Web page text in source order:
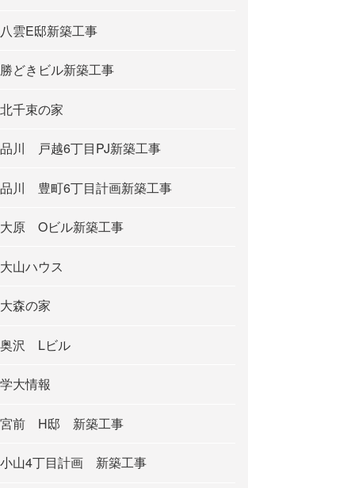
八雲E邸新築工事
勝どきビル新築工事
北千束の家
品川 戸越6丁目PJ新築工事
品川 豊町6丁目計画新築工事
大原 Oビル新築工事
大山ハウス
大森の家
奥沢 Lビル
学大情報
宮前 H邸 新築工事
小山4丁目計画 新築工事